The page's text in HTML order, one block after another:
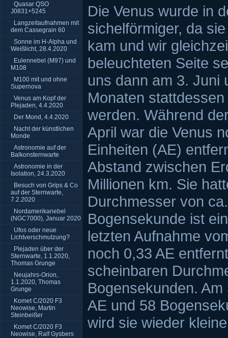
Quasar QSO
J0831+5245
Langzeitaufnahmen mit
dem Cassegrain 60
Sonne im H-Alpha und
Weißlicht, 28.4.2020
Eulennebel (M97) und
M108
M100 mit und ohne
Supernova
Venus am Kopf der
Plejaden, 4.4.2020
Der Mond, 4.4.2020
Nacht der künstlichen
Monde
Astronomie auf der
Balkonsternwarte
Astronomie in der
Isolation, 24.3.2020
Besuch von Grips & Co
auf der Sternwarte,
7.2.2020
Nordamerikanebel
(NGC7000), Januar 2020
Ufos oder neue
Lichtverschmutzung?
Plejaden über der
Sternwarte, 1.1.2020,
Thomas Grunge
Neujahrs-Orion,
1.1.2020, Thomas
Grunge
Komet C/2020 F3
Neowise, Martin
Steinbeißer
Komet C/2020 F3
Neowise, Ralf Gysbers
Die Venus wurde in
sichelförmiger, da
kam und wir
beleuchteten Seite
uns dann am 3. Juni
Monaten
werden. Während
April war die Venus
Einheiten (AE)
Abstand zwischen
Millionen km. Sie
Durchmesser von
Bogensekunde ist
letzten Aufnahme
noch 0,33 AE
scheinbaren
Bogensekunden.
AE und 58
wird sie wieder